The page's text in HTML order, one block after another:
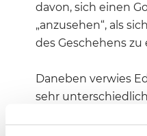
davon, sich einen
„anzusehen“, als
des Geschehens
Daneben verwies
sehr